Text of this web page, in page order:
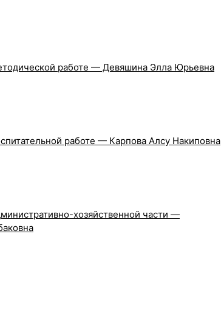
работе — Девяшина Элла Юрьевна
работе — Карпова Алсу Накиповна
хозяйственной части —